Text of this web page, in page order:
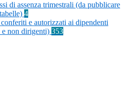
di assenza trimestrali (da pubblicare
4
e autorizzati ai dipendenti
non dirigenti) 353